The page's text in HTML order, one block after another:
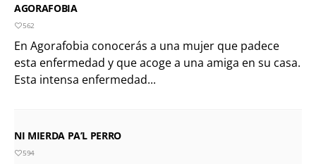
AGORAFOBIA
562
En Agorafobia conocerás a una mujer que padece
esta enfermedad y que acoge a una amiga en su casa.
Esta intensa enfermedad...
NI MIERDA PA’L PERRO
594